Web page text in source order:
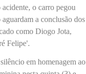
o carro pegou
a conclusão dos
como Diogo Jota,
Felipe'.
em homenagem ao